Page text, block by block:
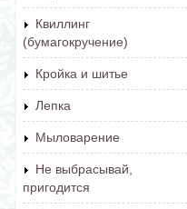
Квиллинг
(бумагокручение)
Кройка и шитье
Лепка
Мыловарение
Не выбрасывай,
пригодится